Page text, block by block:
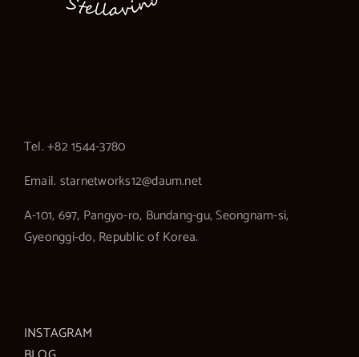
Tel. +82 1544-3780
Email. starnetworks12@daum.net
A-101, 697, Pangyo-ro, Bundang-gu, Seongnam-si,
Gyeonggi-do, Republic of Korea.
INSTAGRAM